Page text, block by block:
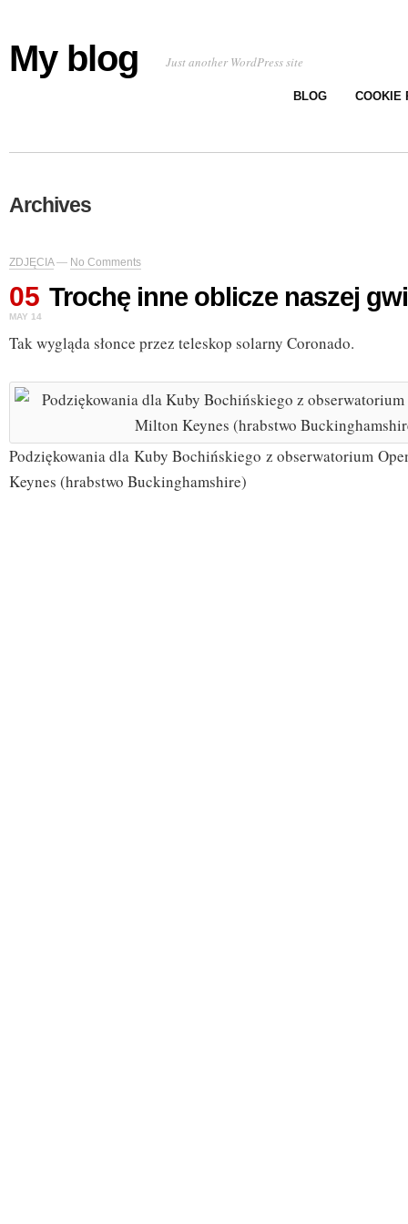
My blog Just another WordPress site
BLOG COOKIE
Archives
ZDJĘCIA— No Comments
05
MAY 14
Trochę inne oblicze naszej
Tak wygląda słonce przez teleskop solarny Coronado.
Podziękowania dla Kuby Bochińskiego z obserwatorium
Keynes (hrabstwo Buckinghamshire)